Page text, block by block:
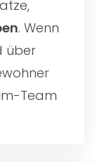
. Wenn
über
Team